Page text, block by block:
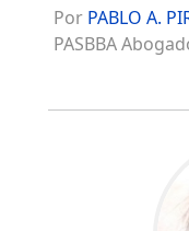
Por PABLO A.
PASBBA